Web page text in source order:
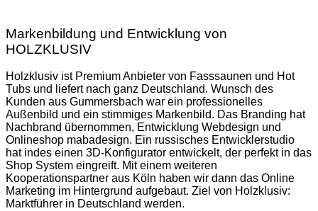
Markenbildung und Entwicklung von
HOLZKLUSIV
Holzklusiv ist Premium Anbieter von Fasssaunen und Hot
Tubs und liefert nach ganz Deutschland. Wunsch des
Kunden aus Gummersbach war ein professionelles
Außenbild und ein stimmiges Markenbild. Das Branding hat
Nachbrand übernommen, Entwicklung Webdesign und
Onlineshop mabadesign. Ein russisches Entwicklerstudio
hat indes einen 3D-Konfigurator entwickelt, der perfekt in das
Shop System eingreift. Mit einem weiteren
Kooperationspartner aus Köln haben wir dann das Online
Marketing im Hintergrund aufgebaut. Ziel von Holzklusiv:
Marktführer in Deutschland werden.